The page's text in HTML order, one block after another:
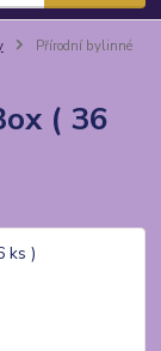
Přírodní bylinné
( 36